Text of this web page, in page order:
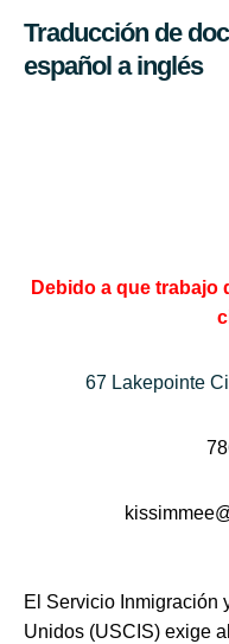
Traducción de
español a inglés
Debido a que trabajo
67 Lakepointe
El Servicio Inmigración
Unidos (USCIS) exige